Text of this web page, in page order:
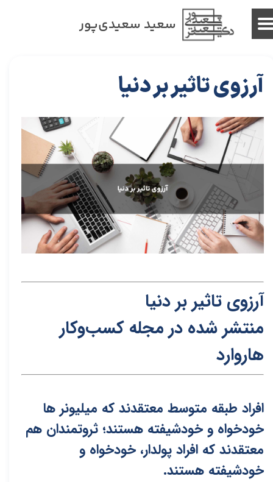
سعید سعیدی‌پور
آرزوی تاثیر بر دنیا
آرزوی تاثیر بر دنیا
منتشر شده در مجله کسب‌و‌کار
هاروارد
افراد طبقه متوسط معتقدند که میلیونر ها
خودخواه و خودشیفته هستند؛ ثروتمندان هم
معتقدند که افراد پولدار، خودخواه و
خودشیفته هستند.